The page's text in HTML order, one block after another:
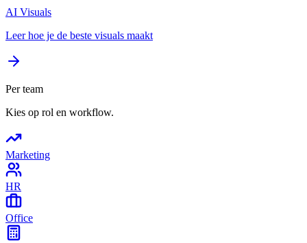
AI Visuals
Leer hoe je de beste visuals maakt
Per team
Kies op rol en workflow.
Marketing
HR
Office